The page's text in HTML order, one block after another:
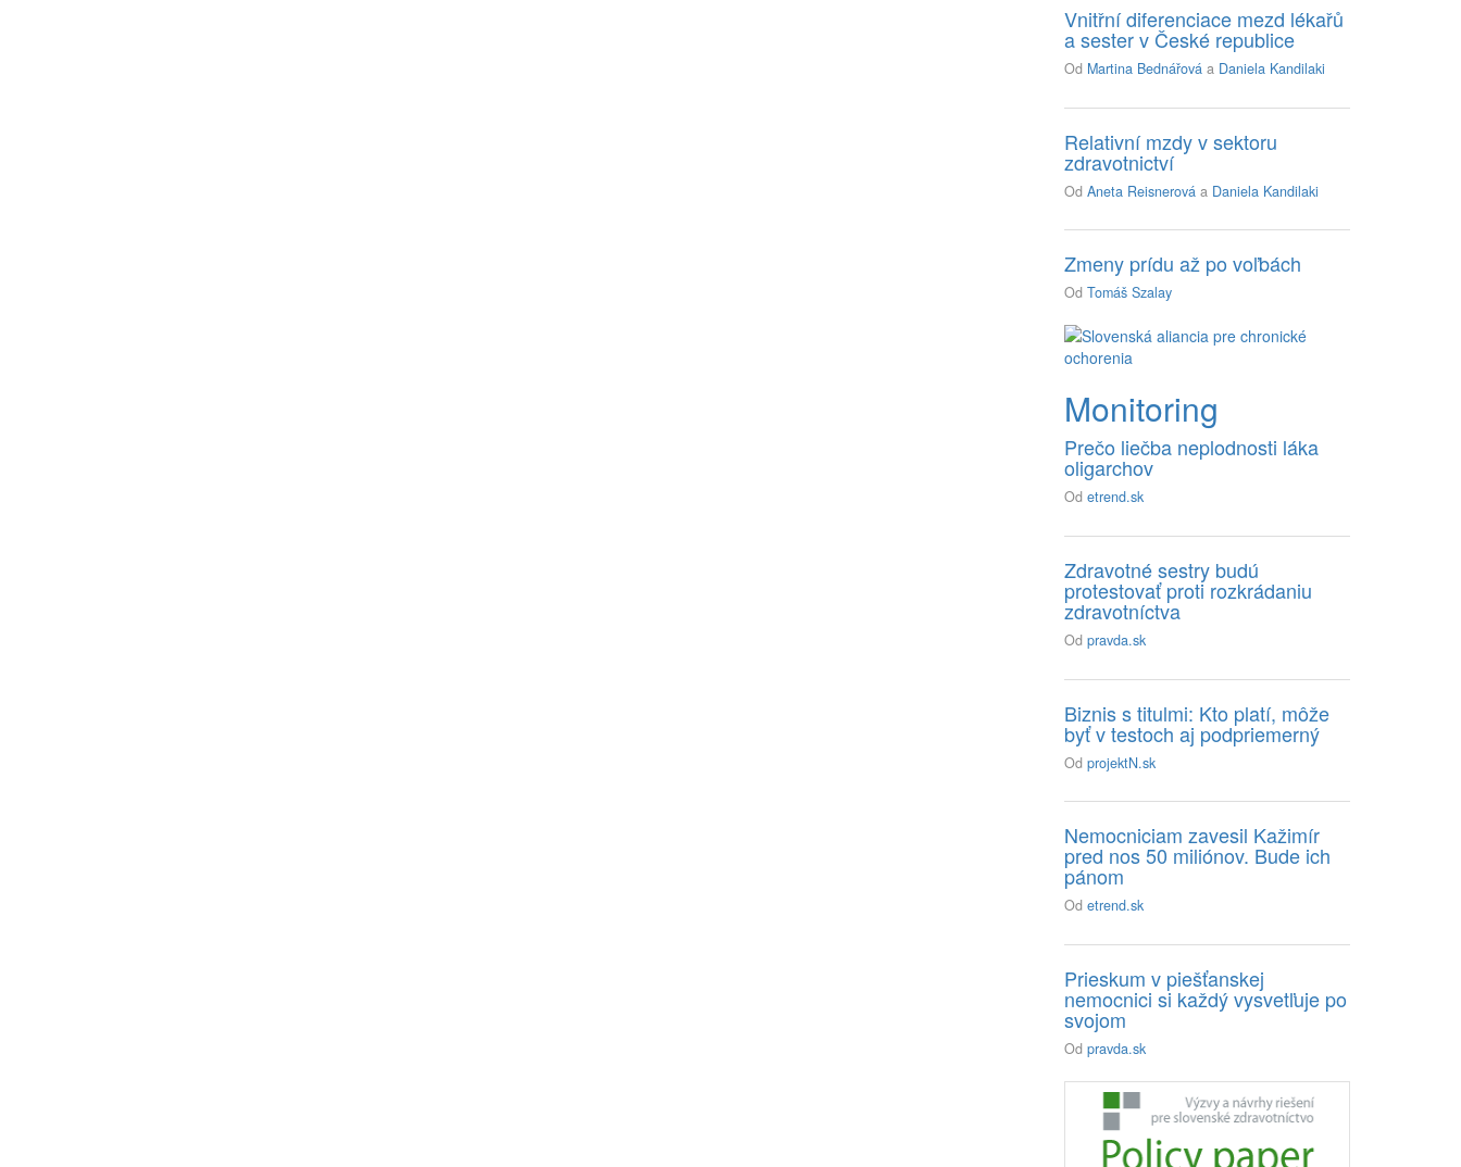
Vnitřní diferenciace mezd lékařů
a sester v České republice
Od Martina Bednářová a Daniela Kandilaki
Relativní mzdy v sektoru
zdravotnictví
OdAneta Reisnerová a Daniela Kandilaki
Zmeny prídu až po voľbách
OdTomáš Szalay
Monitoring
Prečo liečba neplodnosti láka
oligarchov
Odetrend.sk
Zdravotné sestry budú
protestovať proti rozkrádaniu
zdravotníctva
Odpravda.sk
Biznis s titulmi: Kto platí, môže
byť v testoch aj podpriemerný
OdprojektN.sk
Nemocniciam zavesil Kažimír
pred nos 50 miliónov. Bude ich
pánom
Odetrend.sk
Prieskum v piešťanskej
nemocnici si každý vysvetľuje po
svojom
Odpravda.sk